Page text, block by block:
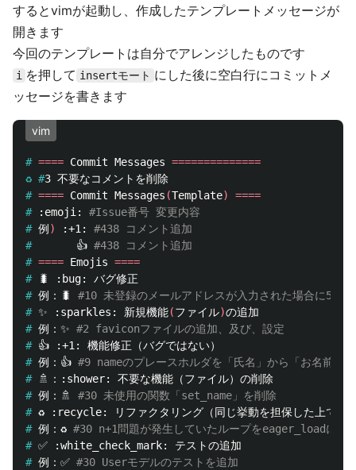
するとvimが起動し、作成したテンプレートメッセージが
開きます
今回のテンプレートは自分でアレンジしたものです
i を押して insertモート にした後に空白行にコミットメ
ッセージを書きます
vim
# ==== Commit Messages ==============
♻️ #
# ==== Commit Messages (Template)
====
#
:emoji: #Issue番号 変更内容
# 例 ) :+1: #438 コメント追加
#
👍 #438 コメント追加
# ==== Emojis ====
#
# 例：🐛 #10 未登録のメールアドレスが入力された場合に500
# ✨ :sparkles: 新規機能(ファイル)
# 例：✨ #2 faviconファイルの追加、及び、設定
#
# 例：👍 #9 nameのプレースホルダを「氏名」から「お名前」
#
# 例：🚿 #30 未使用の関数「set_name」を削除
#
# 例：♻️ #30 n+1問題が発生していたループをeager_loadに変
#
# 例：✅ #30 Userモデルのテストを追加